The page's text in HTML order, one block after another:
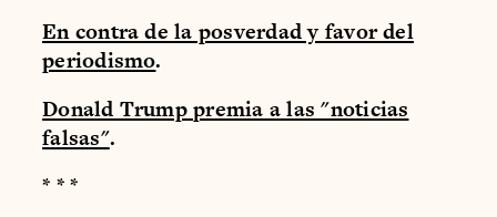
En contra de la posverdad y favor del
periodismo.
Donald Trump premia a las "noticias
falsas".
* * *